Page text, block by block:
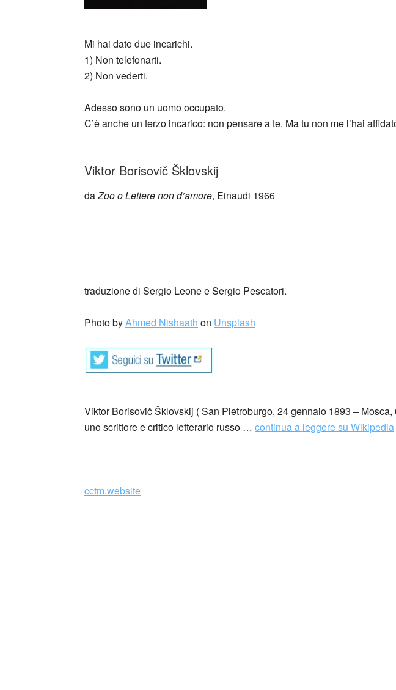
Mi hai dato due incarichi.
1) Non telefonarti.
2) Non vederti.
Adesso sono un uomo occupato.
C’è anche un terzo incarico: non pensare a te. Ma tu non me l’hai
Viktor Borisovič Šklovskij
daZoo o Lettere non d’amore, Einaudi 1966
traduzione di Sergio Leone e Sergio Pescatori.
Photo byAhmed Nishaath on Unsplash
Viktor Borisovič Šklovskij ( San Pietroburgo, 24 gennaio 1893 –
uno scrittore e critico letterario russo … continua a leggere su Wikipedia
cctm.website